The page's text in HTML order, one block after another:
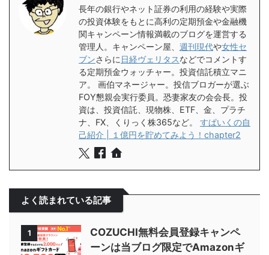
長年の銀行やネット証券の利用の経験や実際
の投資体験をもとに高利の定期預金や金融機
関キャンペーン情報満載のブログを運営する
管理人。キャンペーン屋、 週刊現代や女性セ
ブンさらに 日経ヴェリタスなどでコメントす
る定期預金ウォッチャー。投資信託積立マニ
ア。 画伯マネージャー。投信ブロガーが選ぶ
FOY懇親会実行委員。恐妻家友の会会長。投
資は、投資信託、現物株、ETF、金、プラチ
ナ、FX、くりっく株365など。 すぱいくの自
己紹介 | １億円を貯めてみよう！chapter2
よく読まれている記事
1
COZUCHI無料会員登録キャンペ
ーンは当ブログ限定でAmazonギ